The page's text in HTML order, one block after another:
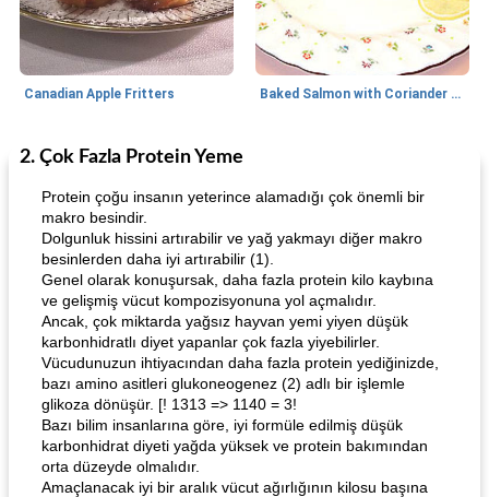
Canadian Apple Fritters Baked Salmon with Coriander and Thyme
65dakika
Boneless Chicken Recipes
Curry Chicken Dinner Mexican Cream (Fudge)
2. Çok Fazla Protein Yeme
Protein çoğu insanın yeterince alamadığı çok önemli bir
makro besindir.
Dolgunluk hissini artırabilir ve yağ yakmayı diğer makro
besinlerden daha iyi artırabilir (1).
Genel olarak konuşursak, daha fazla protein kilo kaybına
ve gelişmiş vücut kompozisyonuna yol açmalıdır.
Ancak, çok miktarda yağsız hayvan yemi yiyen düşük
karbonhidratlı diyet yapanlar çok fazla yiyebilirler.
Vücudunuzun ihtiyacından daha fazla protein yediğinizde,
bazı amino asitleri glukoneogenez (2) adlı bir işlemle
glikoza dönüşür. [! 1313 => 1140 = 3!
Bazı bilim insanlarına göre, iyi formüle edilmiş düşük
karbonhidrat diyeti yağda yüksek ve protein bakımından
orta düzeyde olmalıdır.
Amaçlanacak iyi bir aralık vücut ağırlığının kilosu başına